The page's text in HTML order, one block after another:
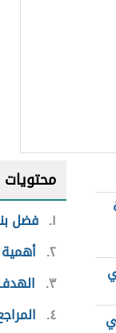
محتويات
١ فضل
٢
٣
٤